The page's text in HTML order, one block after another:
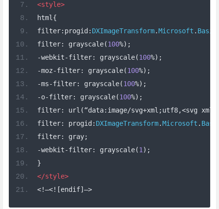
<style>
html {
filter: progid : DXImageTransform.Microsoft .
filter: grayscale(100%);
-webkit-filter: grayscale(100%);
-moz-filter: grayscale(100%);
-ms-filter: grayscale(100%);
-o-filter: grayscale(100%);
filter: url (“data: image/svg+xml ;utf8,<svg
filter: progid : DXImageTransform.Microsoft .
filter: gray;
-webkit-filter: grayscale(1 );
}
</style>
<!–<![endif]–>